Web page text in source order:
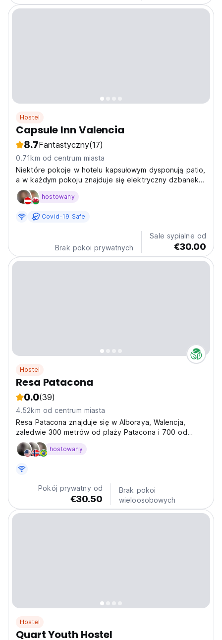
Hostel
Capsule Inn Valencia
8.7Fantastyczny(17)
0.71km od centrum miasta
Niektóre pokoje w hotelu kapsułowym dysponują patio,
a w każdym pokoju znajduje się elektryczny dzbanek
do herbaty.
hostowany
Covid-19 Safe
Brak pokoi prywatnych
Sale sypialne od
€30.00
Hostel
Resa Patacona
0.0(39)
4.52km od centrum miasta
Resa Patacona znajduje się w Alboraya, Walencja,
zaledwie 300 metrów od plaży Patacona i 700 od
Malv.
hostowany
Pokój prywatny od
€30.50
Brak pokoi
wieloosobowych
Hostel
Quart Youth Hostel